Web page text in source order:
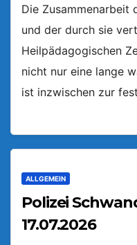
Die Zusammenarbeit
und der durch sie
Heilpädagogischen
nicht nur eine lange
ist inzwischen zur
ALLGEMEIN
Polizei
17.07.2026